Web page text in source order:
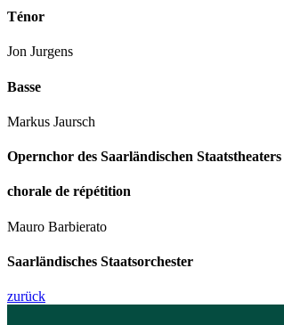
Ténor
Jon Jurgens
Basse
Markus Jaursch
Opernchor des Saarländischen Staatstheaters
chorale de répétition
Mauro Barbierato
Saarländisches Staatsorchester
zurück